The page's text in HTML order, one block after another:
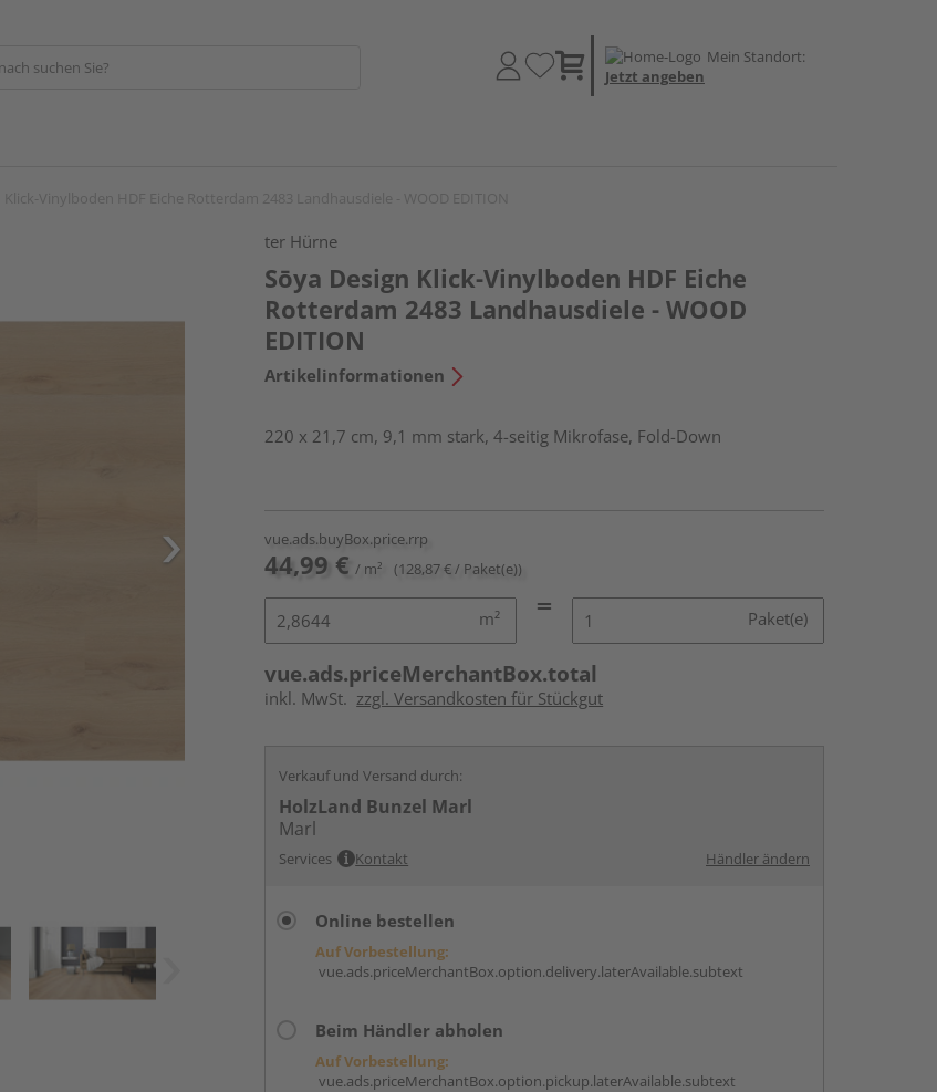
Mein Standort:
Jetzt angeben
ter Hürne
Sōya Design Klick-Vinylboden HDF Eiche
Rotterdam 2483 Landhausdiele - WOOD
EDITION
Artikelinformationen
220 x 21,7 cm, 9,1 mm stark, 4-seitig Mikrofase, Fold-Down
vue.ads.buyBox.price.rrp
44,99 € / m² (128,87 € / Paket(e))
m² Paket(e)
vue.ads.priceMerchantBox.total
inkl. MwSt. zzgl. Versandkosten für Stückgut
Verkauf und Versand durch:
HolzLand Bunzel Marl
Marl
Services Kontakt Händler ändern
Online bestellen
Auf Vorbestellung:
vue.ads.priceMerchantBox.option.delivery.laterAvailable.subtext
Beim Händler abholen
Auf Vorbestellung:
vue.ads.priceMerchantBox.option.pickup.laterAvailable.subtext